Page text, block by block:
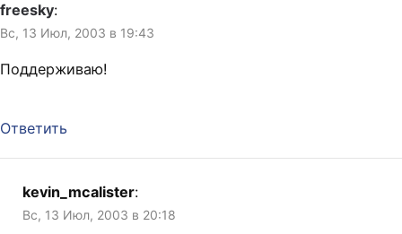
freesky:
Вс, 13 Июл, 2003 в 19:43
Поддерживаю!
Ответить
kevin_mcalister:
Вс, 13 Июл, 2003 в 20:18